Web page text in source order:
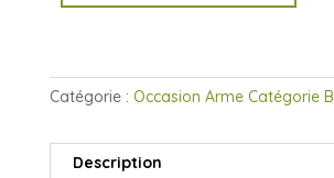
Catégorie : Occasion Arme Catégorie B
Description